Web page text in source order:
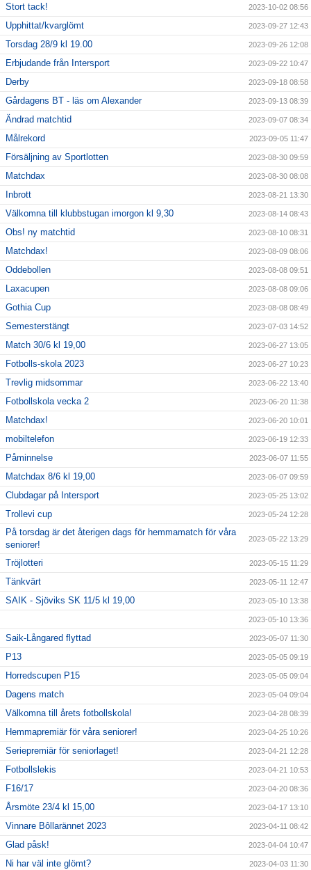
Stort tack! 2023-10-02 08:56
Upphittat/kvarglömt 2023-09-27 12:43
Torsdag 28/9 kl 19.00 2023-09-26 12:08
Erbjudande från Intersport 2023-09-22 10:47
Derby 2023-09-18 08:58
Gårdagens BT - läs om Alexander 2023-09-13 08:39
Ändrad matchtid 2023-09-07 08:34
Målrekord 2023-09-05 11:47
Försäljning av Sportlotten 2023-08-30 09:59
Matchdax 2023-08-30 08:08
Inbrott 2023-08-21 13:30
Välkomna till klubbstugan imorgon kl 9,30 2023-08-14 08:43
Obs! ny matchtid 2023-08-10 08:31
Matchdax! 2023-08-09 08:06
Oddebollen 2023-08-08 09:51
Laxacupen 2023-08-08 09:06
Gothia Cup 2023-08-08 08:49
Semesterstängt 2023-07-03 14:52
Match 30/6 kl 19,00 2023-06-27 13:05
Fotbolls-skola 2023 2023-06-27 10:23
Trevlig midsommar 2023-06-22 13:40
Fotbollskola vecka 2 2023-06-20 11:38
Matchdax! 2023-06-20 10:01
mobiltelefon 2023-06-19 12:33
Påminnelse 2023-06-07 11:55
Matchdax 8/6 kl 19,00 2023-06-07 09:59
Clubdagar på Intersport 2023-05-25 13:02
Trollevi cup 2023-05-24 12:28
På torsdag är det återigen dags för hemmamatch för våra
seniorer!
2023-05-22 13:29
Tröjlotteri 2023-05-15 11:29
Tänkvärt 2023-05-11 12:47
SAIK - Sjöviks SK 11/5 kl 19,00 2023-05-10 13:38
2023-05-10 13:36
Saik-Långared flyttad 2023-05-07 11:30
P13 2023-05-05 09:19
Horredscupen P15 2023-05-05 09:04
Dagens match 2023-05-04 09:04
Välkomna till årets fotbollskola! 2023-04-28 08:39
Hemmapremiär för våra seniorer! 2023-04-25 10:26
Seriepremiär för seniorlaget! 2023-04-21 12:28
Fotbollslekis 2023-04-21 10:53
F16/17 2023-04-20 08:36
Årsmöte 23/4 kl 15,00 2023-04-17 13:10
Vinnare Bôllarännet 2023 2023-04-11 08:42
Glad påsk! 2023-04-04 10:47
Ni har väl inte glömt? 2023-04-03 11:30